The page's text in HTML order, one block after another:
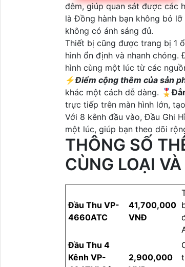
đêm, giúp quan sát được các
là Đồng hành bạn không bỏ
không có ánh sáng đủ.
Thiết bị cũng được trang bị 1
hình ổn định và nhanh chóng.
hình cùng một lúc từ các
️⚡Điểm cộng thêm của sản
khác một cách dễ dàng. 🎖️
trực tiếp trên màn hình lớn,
Với 8 kênh đầu vào, Đầu Ghi
một lúc, giúp bạn theo dõi
THÔNG SỐ
CÙNG LOẠI
Đầu Thu VP-
4660ATC
41,700,000
VNĐ
Đầu Thu 4
Kênh VP-
2,900,000